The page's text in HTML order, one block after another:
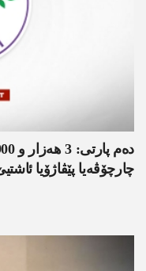
چارچۆڤەیا پێڤاژۆیا